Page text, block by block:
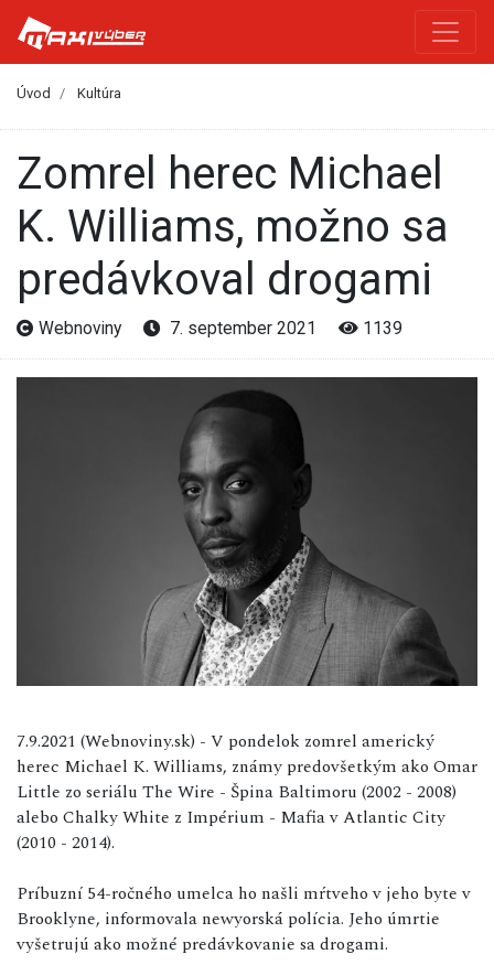
Úvod Kultúra
Zomrel herec Michael
K. Williams, možno sa
predávkoval drogami
Webnoviny 7. september 2021 1139
7.9.2021 (Webnoviny.sk) - V pondelok zomrel americký
herec Michael K. Williams, známy predovšetkým ako Omar
Little zo seriálu The Wire - Špina Baltimoru (2002 - 2008)
alebo Chalky White z Impérium - Mafia v Atlantic City
(2010 - 2014).
Príbuzní 54-ročného umelca ho našli mŕtveho v jeho byte v
Brooklyne, informovala newyorská polícia. Jeho úmrtie
vyšetrujú ako možné predávkovanie sa drogami.